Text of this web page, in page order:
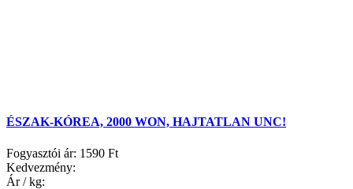
ÉSZAK-KÓREA, 2000 WON, HAJTATLAN UNC!
Fogyasztói ár: 1590 Ft
Kedvezmény:
Ár / kg: